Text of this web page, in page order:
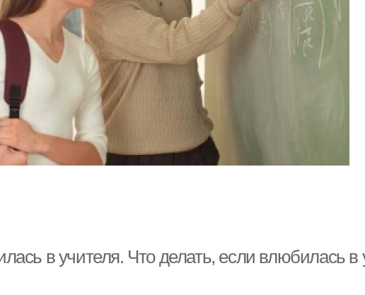
в учителя. Что делать, если влюбилась в